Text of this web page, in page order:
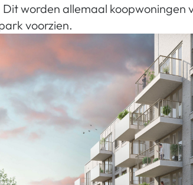
worden allemaal koopwoningen
voorzien.